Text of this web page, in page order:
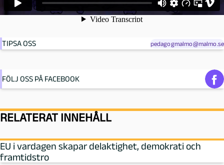
TIPSA OSS pedagogmalmo@malmo.se
FÖLJ OSS PÅ FACEBOOK
RELATERAT INNEHÅLL
EU i vardagen skapar delaktighet, demokrati och
framtidstro